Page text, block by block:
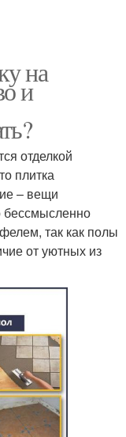
на
и
отделкой
плитка
– вещи
бессмысленно
так как полы
от уютных из